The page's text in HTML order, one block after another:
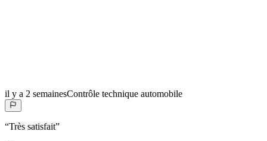
il y a 2 semainesContrôle technique automobile
“Très satisfait”